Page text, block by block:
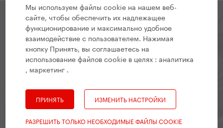
Мы используем файлы cookie на нашем веб-
сайте, чтобы обеспечить их надлежащее
функционирование и максимально удобное
взаимодействие с пользователем. Нажимая
кнопку Принять, вы соглашаетесь на
использование файлов cookie в целях :аналитика
, маркетинг .
ПРИНЯТЬ ИЗМЕНИТЬ НАСТРОЙКИ
РАЗРЕШИТЬ ТОЛЬКО НЕОБХОДИМЫЕ ФАЙЛЫ COOKIE
Yedoo Newsletter
Оставайтесь на связи, чтобы вы знали, что
происходит, какие интересные события ждут вас или
какие готовятся новые модели.
подписаться на рассылку